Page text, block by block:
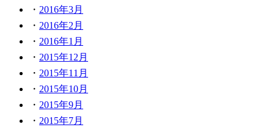
2016年3月
2016年2月
2016年1月
2015年12月
2015年11月
2015年10月
2015年9月
2015年7月